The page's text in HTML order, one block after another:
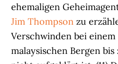
ehemaligen
Jim Thompson zu
Verschwinden bei
malaysischen Bergen